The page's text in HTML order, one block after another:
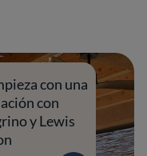
con una
con
y Lewis